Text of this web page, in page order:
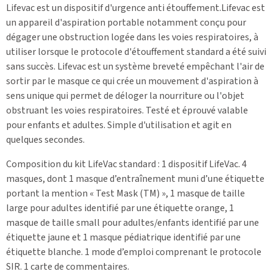
Lifevac est un dispositif d'urgence anti étouffement.Lifevac est
un appareil d'aspiration portable notamment conçu pour
dégager une obstruction logée dans les voies respiratoires, à
utiliser lorsque le protocole d'étouffement standard a été suivi
sans succès. Lifevac est un système breveté empêchant l'air de
sortir par le masque ce qui crée un mouvement d'aspiration à
sens unique qui permet de déloger la nourriture ou l'objet
obstruant les voies respiratoires. Testé et éprouvé valable
pour enfants et adultes. Simple d'utilisation et agit en
quelques secondes.
Composition du kit LifeVac standard : 1 dispositif LifeVac. 4
masques, dont 1 masque d’entraînement muni d’une étiquette
portant la mention « Test Mask (TM) », 1 masque de taille
large pour adultes identifié par une étiquette orange, 1
masque de taille small pour adultes/enfants identifié par une
étiquette jaune et 1 masque pédiatrique identifié par une
étiquette blanche. 1 mode d’emploi comprenant le protocole
SIR. 1 carte de commentaires.